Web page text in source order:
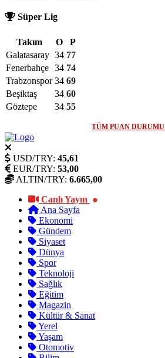
Süper Lig
Takım O
P
Galatasaray 34 77
Fenerbahçe 34 74
Trabzonspor 34 69
Beşiktaş
34 60
Göztepe
34 55
TÜM PUAN DURUMU
USD/TRY: 45,61
EUR/TRY: 53,00
ALTIN/TRY: 6.665,00
Canlı Yayın
Ana Sayfa
Ekonomi
Gündem
Siyaset
Dünya
Spor
Teknoloji
Sağlık
Eğitim
Magazin
Kültür & Sanat
Yerel
Yaşam
Otomotiv